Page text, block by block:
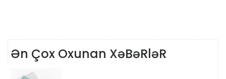
Ən Çox Oxunan XəBəRləR